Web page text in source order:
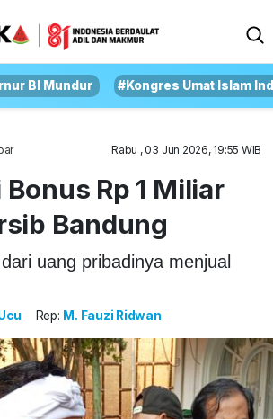
BI Mundur #Kongres Umat Islam
Rabu , 03 Jun 2026, 19:55 WIB
Rp 1 Miliar
Bandung
uang pribadinya menjual
Rep: M. Fauzi Ridwan